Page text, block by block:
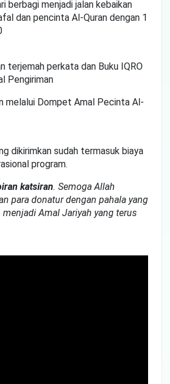
berbagi menjadi jalan kebaikan
dan pencinta Al-Quran dengan 1
terjemah perkata dan Buku IQRO
Pengiriman
melalui Dompet Amal Pecinta Al-
dikirimkan sudah termasuk biaya
program.
katsiran. Semoga Allah
para donatur dengan pahala yang
Amal Jariyah yang terus